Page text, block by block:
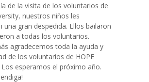
de la visita de los voluntarios de
nuestros niños les
una gran despedida. Ellos bailaron
a todas los voluntarios.
agradecemos toda la ayuda y
de los voluntarios de HOPE
Los esperamos el próximo año.